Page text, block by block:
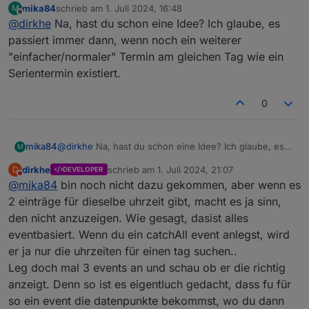
basic (1).ics
möp.json
M
Offline
mika84schrieb am 1. Juli 2024, 16:48
zuletzt editiert von
@dirkhe Na, hast du schon eine Idee? Ich glaube, es
passiert immer dann, wenn noch ein weiterer
"einfacher/normaler" Termin am gleichen Tag wie ein
Serientermin existiert.
0
M mika84@dirkhe Na, hast du schon eine Idee? Ich glaube, es
"einfacher/normaler" Termin am gleichen Tag wie ein
Serientermin existiert.
D
Nicht stören
dirkhe DEVELOPER schrieb am 1. Juli 2024, 21:07
zuletzt editiert von
@mika84 bin noch nicht dazu gekommen, aber wenn es
2 einträge für dieselbe uhrzeit gibt, macht es ja sinn,
den nicht anzuzeigen. Wie gesagt, dasist alles
eventbasiert. Wenn du ein catchAll event anlegst, wird
er ja nur die uhrzeiten für einen tag suchen..
Leg doch mal 3 events an und schau ob er die richtig
anzeigt. Denn so ist es eigentluch gedacht, dass fu für
so ein event die datenpunkte bekommst, wo du dann